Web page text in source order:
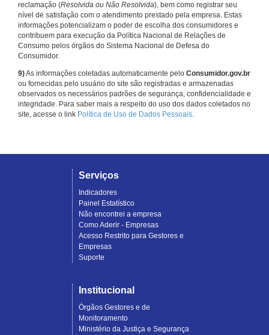
reclamação (Resolvida ou Não Resolvida), bem como registrar seu
nível de satisfação com o atendimento prestado pela empresa. Estas
informações potencializam o poder de escolha dos consumidores e
contribuem para execução da Política Nacional de Relações de
Consumo pelos órgãos do Sistema Nacional de Defesa do
Consumidor.
9)As informações coletadas automaticamente pelo Consumidor.gov.br
ou fornecidas pelo usuário do site são registradas e armazenadas
observados os necessários padrões de segurança, confidencialidade e
integridade. Para saber mais a respeito do uso dos dados coletados no
site, acesse o link Política de Uso de Dados Pessoais.
Serviços
Indicadores
Painel Estatístico
Não encontrei a empresa
Como Aderir - Empresas
Acesso Restrito para Gestores e
Empresas
Suporte
Institucional
Órgãos Gestores e de
Monitoramento
Ministério da Justiça e Segurança